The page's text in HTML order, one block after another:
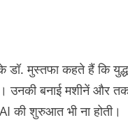
डॉ. मुस्तफा कहते हैं कि
उनकी बनाई मशीनें और
की शुरुआत भी ना होती।